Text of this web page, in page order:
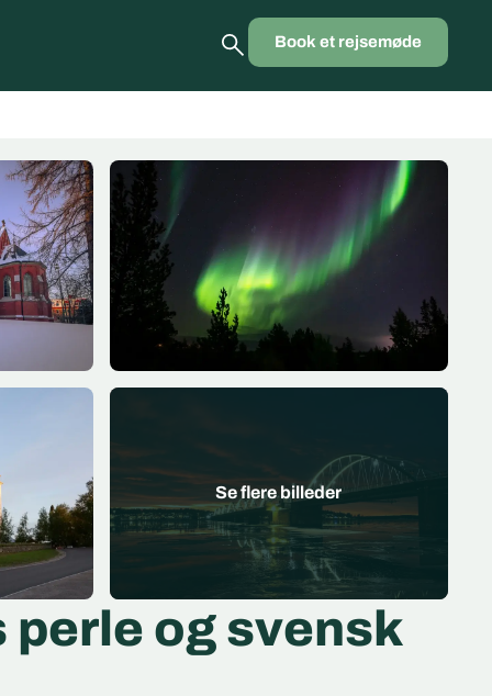
Book et rejsemøde
perle og svensk